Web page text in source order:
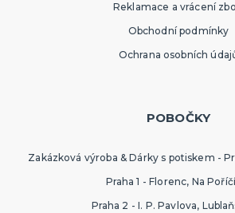
Reklamace a vrácení
Obchodní podmínky
Ochrana osobních
POBOČKY
Zakázková výroba & Dárky s potiskem -
Praha 1 - Florenc, Na
Praha 2 - I. P. Pavlova,